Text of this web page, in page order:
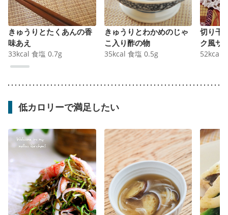
きゅうりとたくあんの香
味あえ
33kcal 食塩 0.7g
きゅうりとわかめのじゃ
こ入り酢の物
35kcal 食塩 0.5g
切り干
ク風サ
52kcal
低カロリーで満足したい